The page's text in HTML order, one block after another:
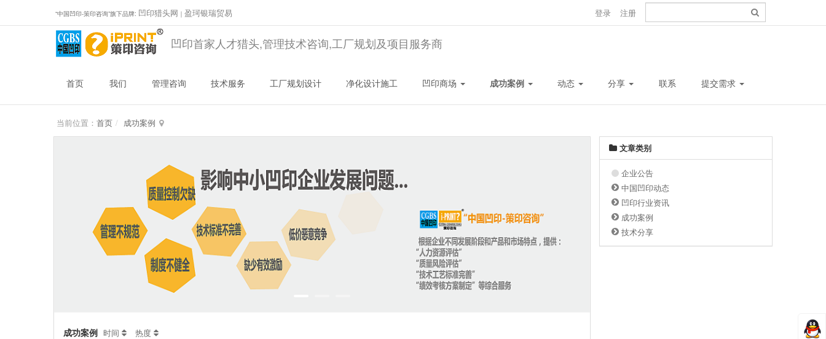
“中国凹印-策印咨询”旗下品牌: 凹印猎头网 ｜ 盈珂银瑞贸易 登录 注册
凹印首家人才猎头,管理技术咨询,工厂规划及项目服务商
首页 我们 管理咨询 技术服务 工厂规划设计 净化设计施工 凹印商场 成功案例 动态 分享 联系 提交需求
当前位置： 首页 成功案例
成功案例 时间 热度
文章类别
企业公告
中国凹印动态
凹印行业资讯
成功案例
技术分享